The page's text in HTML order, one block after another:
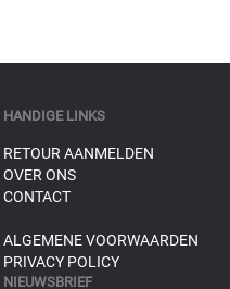
HANDIGE LINKS
RETOUR AANMELDEN
OVER ONS
CONTACT
ALGEMENE VOORWAARDEN
PRIVACY POLICY
NIEUWSBRIEF